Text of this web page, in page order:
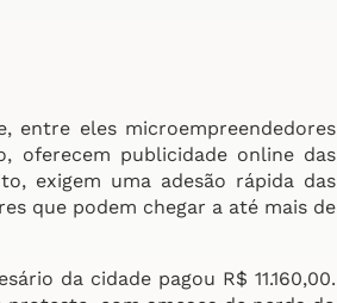
entre eles microempreendedores
oferecem publicidade online das
exigem uma adesão rápida das
que podem chegar a até mais de
da cidade pagou R$ 11.160,00.